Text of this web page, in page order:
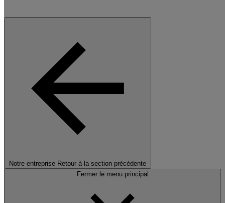
Notre entreprise Retour à la section précédente
Fermer le menu principal